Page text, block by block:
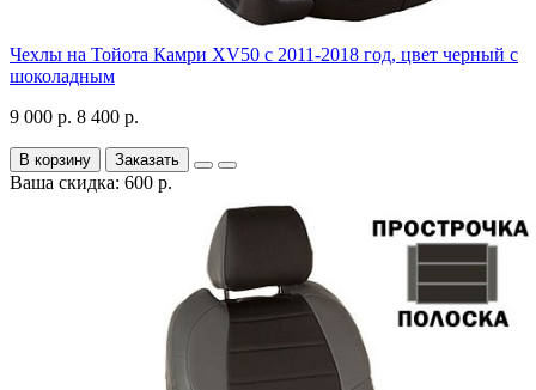
Чехлы на Тойота Камри XV50 с 2011-2018 год, цвет черный с
шоколадным
9 000 р. 8 400 р.
В корзину Заказать
Ваша скидка: 600 р.